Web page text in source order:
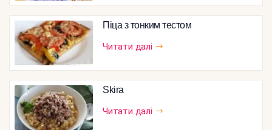
Піца з тонким тестом
Читати далі
Skira
Читати далі